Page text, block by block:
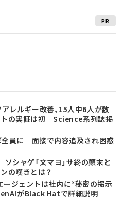
PR
アレルギー改善、15人中6人が数
の実証は初 Science系列誌掲
全員に 面接で内容追及され困惑
シャゲ「文マヨ」サ終の顛末と
の嘆きとは？
ジェントは社内に“秘密の掲示
がBlack Hatで詳細説明